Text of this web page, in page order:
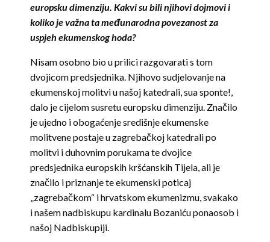
europsku dimenziju. Kakvi su bili njihovi dojmovi i
koliko je važna ta međunarodna povezanost za
uspjeh ekumenskog hoda?
Nisam osobno bio u prilici razgovarati s tom
dvojicom predsjednika. Njihovo sudjelovanje na
ekumenskoj molitvi u našoj katedrali, sua sponte!,
dalo je cijelom susretu europsku dimenziju. Značilo
je ujedno i obogaćenje središnje ekumenske
molitvene postaje u zagrebačkoj katedrali po
molitvi i duhovnim porukama te dvojice
predsjednika europskih kršćanskih Tijela, ali je
značilo i priznanje te ekumenski poticaj
„zagrebačkom“ i hrvatskom ekumenizmu, svakako
i našem nadbiskupu kardinalu Bozaniću ponaosob i
našoj Nadbiskupiji.